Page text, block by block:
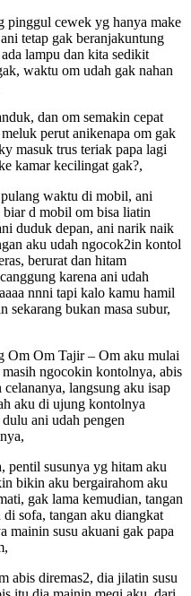
pinggul cewek yg hanya make
tetap gak beranjakuntung
lampu dan kita sedikit
waktu om udah gak nahan
dan om semakin cepat
perut anikenapa om gak
masuk trus teriak papa lagi
kamar kecilingat gak?,
waktu di mobil, ani
d mobil om bisa liatin
duduk depan, ani narik naik
aku udah ngocok2in kontol
berurat dan hitam
karena ani udah
nnni tapi kalo kamu hamil
sekarang bukan masa subur,
Om Om Tajir – Om aku mulai
ngocokin kontolnya, abis
langsung aku isap
aku di ujung kontolnya
ani udah pengen
pentil susunya yg hitam aku
bikin aku bergairahom aku
gak lama kemudian, tangan
sofa, tangan aku diangkat
mainin susu akuani gak papa
abis diremas2, dia jilatin susu